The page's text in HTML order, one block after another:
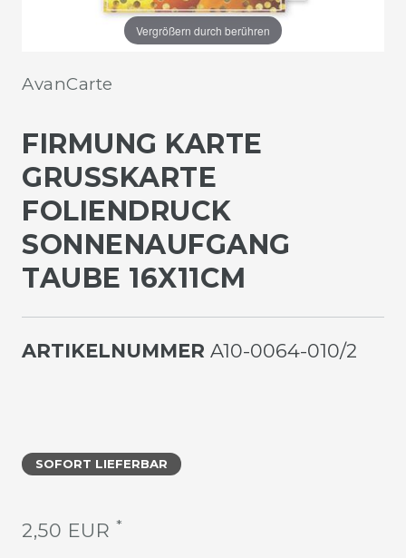
Vergrößern durch berühren
AvanCarte
FIRMUNG KARTE
GRUSSKARTE F
OLIENDRUCK S
ONNENAUFGANG T
AUBE 16X11CM
ARTIKELNUMMER A10-0064-010/2
SOFORT LIEFERBAR
2,50 EUR *